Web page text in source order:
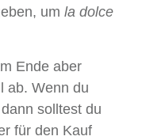
um la dolce
Ende aber
ab. Wenn du
solltest du
für den Kauf